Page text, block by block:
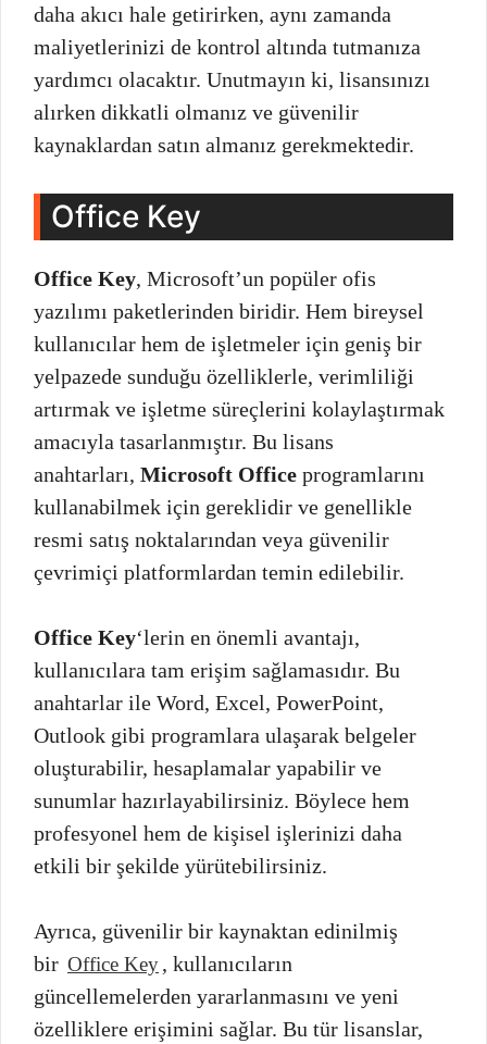
daha akıcı hale getirirken, aynı zamanda
maliyetlerinizi de kontrol altında tutmanıza
yardımcı olacaktır. Unutmayın ki, lisansınızı
alırken dikkatli olmanız ve güvenilir
kaynaklardan satın almanız gerekmektedir.
Office Key
Office Key, Microsoft’un popüler ofis
yazılımı paketlerinden biridir. Hem bireysel
kullanıcılar hem de işletmeler için geniş bir
yelpazede sunduğu özelliklerle, verimliliği
artırmak ve işletme süreçlerini kolaylaştırmak
amacıyla tasarlanmıştır. Bu lisans
anahtarları, Microsoft Office programlarını
kullanabilmek için gereklidir ve genellikle
resmi satış noktalarından veya güvenilir
çevrimiçi platformlardan temin edilebilir.
Office Key‘lerin en önemli avantajı,
kullanıcılara tam erişim sağlamasıdır. Bu
anahtarlar ile Word, Excel, PowerPoint,
Outlook gibi programlara ulaşarak belgeler
oluşturabilir, hesaplamalar yapabilir ve
sunumlar hazırlayabilirsiniz. Böylece hem
profesyonel hem de kişisel işlerinizi daha
etkili bir şekilde yürütebilirsiniz.
Ayrıca, güvenilir bir kaynaktan edinilmiş
bir Office Key, kullanıcıların
güncellemelerden yararlanmasını ve yeni
özelliklere erişimini sağlar. Bu tür lisanslar,